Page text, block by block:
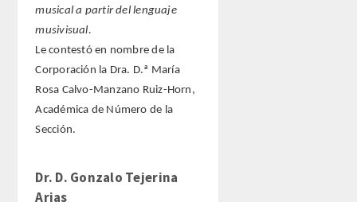
REFLEXIONES de la RADE
SEMBLANZAS RADE
OTRAS PUBLICACIONES
PRENSA
musical a partir del lenguaje
musivisual.
Le contestó en nombre de la
Corporación la Dra. D.ª María
Rosa Calvo-Manzano Ruiz-Horn,
Académica de Número de la
Sección.
Dr. D. Gonzalo Tejerina
Arias